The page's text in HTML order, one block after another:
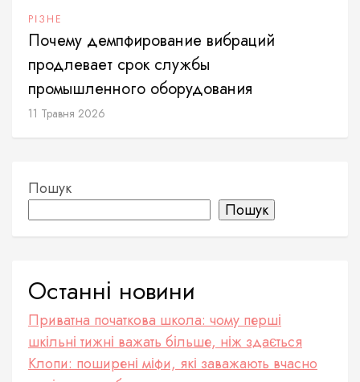
РІЗНЕ
Почему демпфирование вибраций
продлевает срок службы
промышленного оборудования
11 Травня 2026
Пошук
Пошук
Останні новини
Приватна початкова школа: чому перші
шкільні тижні важать більше, ніж здається
Клопи: поширені міфи, які заважають вчасно